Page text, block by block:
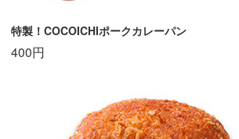
特製！COCOICHIポークカレーパン
400円